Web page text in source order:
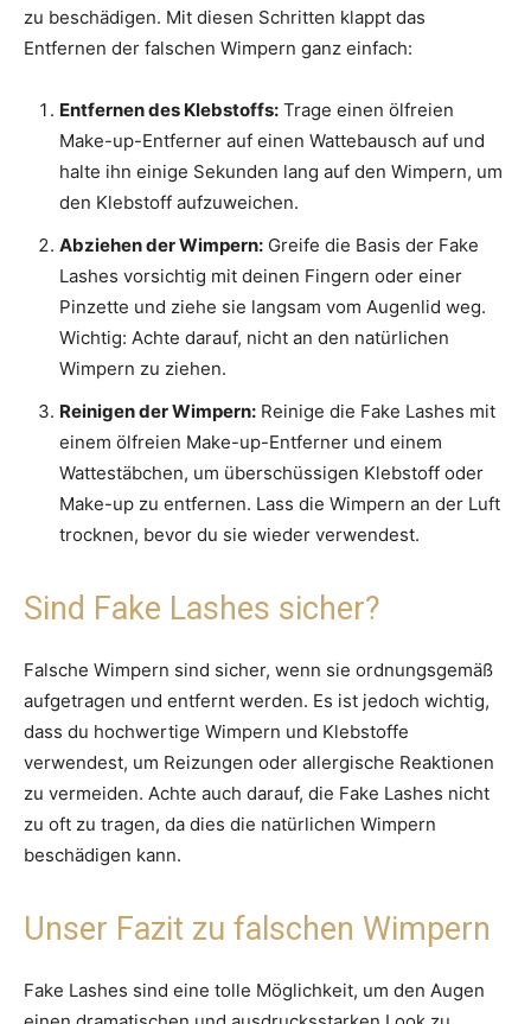
zu beschädigen. Mit diesen Schritten klappt das
Entfernen der falschen Wimpern ganz einfach:
Entfernen des Klebstoffs: Trage einen ölfreien
Make-up-Entferner auf einen Wattebausch auf und
halte ihn einige Sekunden lang auf den Wimpern, um
den Klebstoff aufzuweichen.
Abziehen der Wimpern: Greife die Basis der Fake
Lashes vorsichtig mit deinen Fingern oder einer
Pinzette und ziehe sie langsam vom Augenlid weg.
Wichtig: Achte darauf, nicht an den natürlichen
Wimpern zu ziehen.
Reinigen der Wimpern: Reinige die Fake Lashes mit
einem ölfreien Make-up-Entferner und einem
Wattestäbchen, um überschüssigen Klebstoff oder
Make-up zu entfernen. Lass die Wimpern an der Luft
trocknen, bevor du sie wieder verwendest.
Sind Fake Lashes sicher?
Falsche Wimpern sind sicher, wenn sie ordnungsgemäß
aufgetragen und entfernt werden. Es ist jedoch wichtig,
dass du hochwertige Wimpern und Klebstoffe
verwendest, um Reizungen oder allergische Reaktionen
zu vermeiden. Achte auch darauf, die Fake Lashes nicht
zu oft zu tragen, da dies die natürlichen Wimpern
beschädigen kann.
Unser Fazit zu falschen Wimpern
Fake Lashes sind eine tolle Möglichkeit, um den Augen